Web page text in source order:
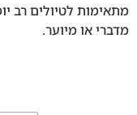
מתאימות לטיולים רב
מדברי או מיוער.